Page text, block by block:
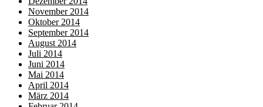
November 2014
Oktober 2014
September 2014
August 2014
Juli 2014
Juni 2014
Mai 2014
April 2014
März 2014